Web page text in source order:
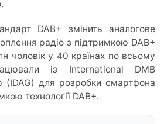
DAB+ змінить аналогове
радіо з підтримкою DAB+
чоловік у 40 країнах по всьому
із International DMB
(IDAG) для розробки смартфона
технології DAB+.